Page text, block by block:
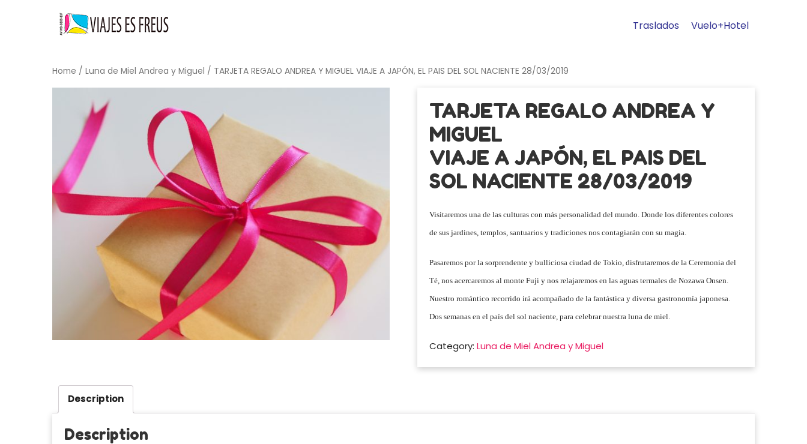
Traslados Vuelo+Hotel
Home / Luna de Miel Andrea y Miguel / TARJETA REGALO ANDREA Y MIGUEL VIAJE A JAPÓN, EL PAIS DEL SOL NACIENTE 28/03/2019
TARJETA REGALO ANDREA Y
MIGUEL
VIAJE A JAPÓN, EL PAIS DEL
SOL NACIENTE 28/03/2019
Visitaremos una de las culturas con más personalidad del mundo. Donde los diferentes colores
de sus jardines, templos, santuarios y tradiciones nos contagiarán con su magia.
Pasaremos por la sorprendente y bulliciosa ciudad de Tokio, disfrutaremos de la Ceremonia del
Té, nos acercaremos al monte Fuji y nos relajaremos en las aguas termales de Nozawa Onsen.
Nuestro romántico recorrido irá acompañado de la fantástica y diversa gastronomía japonesa.
Dos semanas en el país del sol naciente, para celebrar nuestra luna de miel.
Category:Luna de Miel Andrea y Miguel
Description
Description